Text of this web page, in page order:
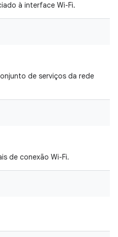
à interface Wi-Fi.
de serviços da rede
de conexão Wi-Fi.